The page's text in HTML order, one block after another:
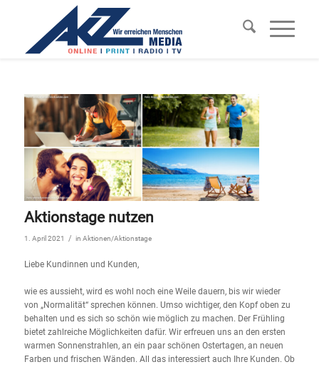
Aktionstage nutzen
1. April 2021 / in Aktionen/Aktionstage
Liebe Kundinnen und Kunden,
wie es aussieht, wird es wohl noch eine Weile dauern, bis wir wieder
von „Normalität“ sprechen können. Umso wichtiger, den Kopf oben zu
behalten und es sich so schön wie möglich zu machen. Der Frühling
bietet zahlreiche Möglichkeiten dafür. Wir erfreuen uns an den ersten
warmen Sonnenstrahlen, an ein paar schönen Ostertagen, an neuen
Farben und frischen Wänden. All das interessiert auch Ihre Kunden. Ob